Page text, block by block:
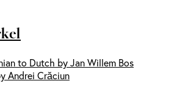
to Dutch by Jan Willem Bos
Andrei Crăciun